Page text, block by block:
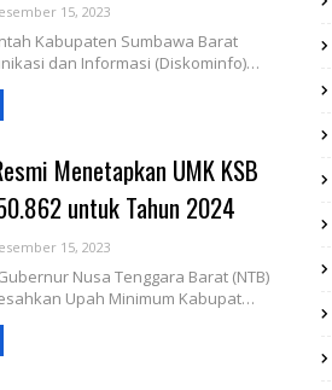
15, 2023
Kabupaten Sumbawa Barat
dan Informasi (Diskominfo)…
Menetapkan UMK KSB
untuk Tahun 2024
15, 2023
Nusa Tenggara Barat (NTB)
Upah Minimum Kabupat…